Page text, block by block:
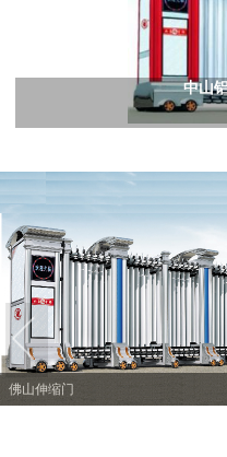
中山
佛山伸缩门